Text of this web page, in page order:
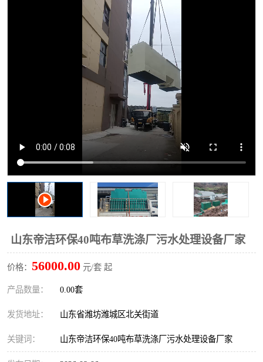
山东帝洁环保40吨布草洗涤厂污水处理设备厂家
价格： 56000.00 元/套 起
产品数量： 0.00套
发货地址： 山东省潍坊潍城区北关街道
关键词： 山东帝洁环保40吨布草洗涤厂污水处理设备厂家
养殖污水处理设备 洗涤污水处理设备
洗车废水处理设备 实验室污水处理设备
平流式溶气气浮机 风景区旅游景点污水处理
设备
高速服务区收费站污水处 微动力生化污水处理设备
海鲜加工污水处理设备 蒸发器设备价格
客运站污水处理设备 航站楼厕所污水处理设备
UASB厌氧塔 加油站油田景点旅游区污
水处理设备
风电场变电站污水处理设
备
叠螺污泥脱水机
疾控中心一体化设备处理 一体化净北槽污水处理设
餐具消毒污水处理设备
塑料编织袋一体化污水处 养老院污水处理一体化设